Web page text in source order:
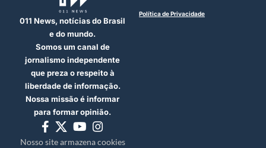
011 News, notícias do Brasil
e do mundo.
Somos um canal de
jornalismo independente
que preza o respeito à
liberdade de informação.
Nossa missão é informar
para formar opinião.
Nosso site armazena cookies
Política de Privacidade